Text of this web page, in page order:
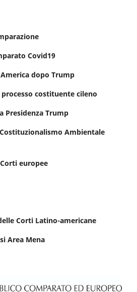
Covid19
dopo Trump
costituente cileno
Presidenza Trump
Ambientale
europee
Corti Latino-americane
Area Mena